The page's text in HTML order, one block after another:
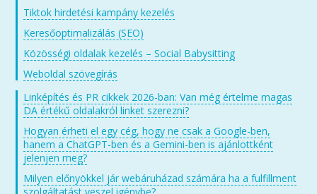
Tiktok hirdetési kampány kezelés
Keresőoptimalizálás (SEO)
Közösségi oldalak kezelés – Social Babysitting
Weboldal szövegírás
Linképítés és PR cikkek 2026-ban: Van még értelme magas
DA értékű oldalakról linket szerezni?
Hogyan érheti el egy cég, hogy ne csak a Google-ben,
hanem a ChatGPT-ben és a Gemini-ben is ajánlottként
jelenjen meg?
Milyen előnyökkel jár webáruházad számára ha a fulfillment